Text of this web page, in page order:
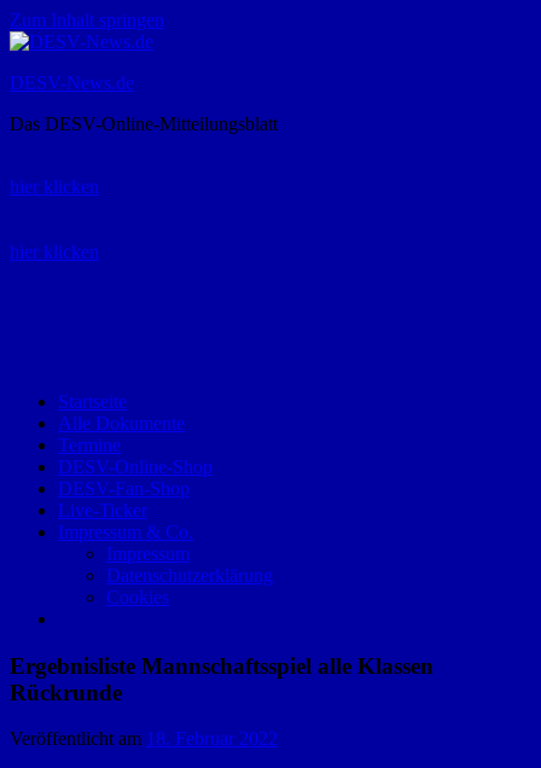
Zum Inhalt springen
DESV-News.de
Das DESV-Online-Mitteilungsblatt
hier klicken
hier klicken
Startseite
Alle Dokumente
Termine
DESV-Online-Shop
DESV-Fan-Shop
Live-Ticker
Impressum & Co.
Impressum
Datenschutzerklärung
Cookies
Ergebnisliste Mannschaftsspiel alle Klassen
Rückrunde
Veröffentlicht am 18. Februar 2022